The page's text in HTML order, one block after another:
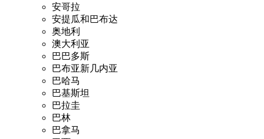
安哥拉
安提瓜和巴布达
奥地利
澳大利亚
巴巴多斯
巴布亚新几内亚
巴哈马
巴基斯坦
巴拉圭
巴林
巴拿马